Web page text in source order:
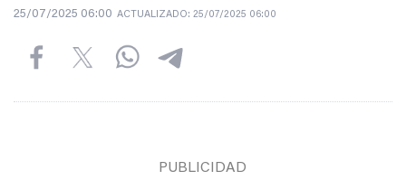
25/07/2025 06:00 ACTUALIZADO: 25/07/2025 06:00